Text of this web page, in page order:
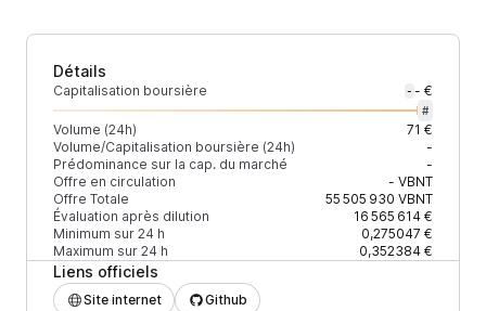
Détails
Capitalisation boursière - - €
#
Volume (24h)
71 €
Volume/Capitalisation boursière (24h)
-
Prédominance sur la cap. du marché
-
Offre en circulation
- VBNT
Offre Totale
55 505 930 VBNT
Évaluation après dilution
16 565 614 €
Minimum sur 24 h
0,275047 €
Maximum sur 24 h
0,352384 €
Liens officiels
Site internet Github